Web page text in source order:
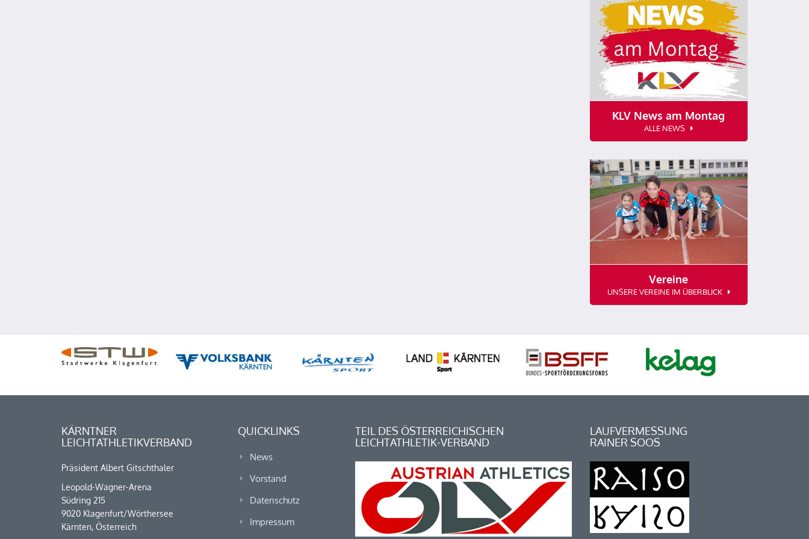
KLV News am Montag
ALLE NEWS
Vereine
UNSERE VEREINE IM ÜBERBLICK
KÄRNTNER
LEICHTATHLETIKVERBAND
Präsident Albert Gitschthaler
Leopold-Wagner-Arena
Südring 215
9020 Klagenfurt/Wörthersee
Kärnten, Österreich
QUICKLINKS
News
Vorstand
Datenschutz
Impressum
TEIL DES ÖSTERREICHISCHEN
LEICHTATHLETIK-VERBAND
LAUFVERMESSUNG
RAINER SOOS